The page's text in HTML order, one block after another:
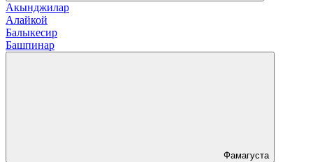
Акынджилар
Алайкой
Балыкесир
Башпинар
Фамагуста